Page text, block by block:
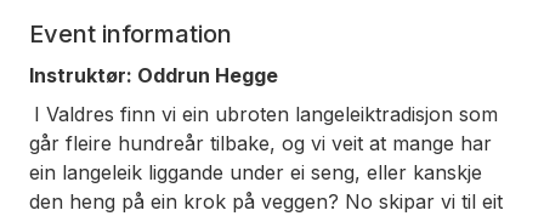
Event information
Instruktør: Oddrun Hegge
I Valdres finn vi ein ubroten langeleiktradisjon som
går fleire hundreår tilbake, og vi veit at mange har
ein langeleik liggande under ei seng, eller kanskje
den heng på ein krok på veggen? No skipar vi til eit